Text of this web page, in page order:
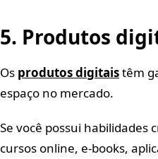
5. Produtos
Os produtos digitaistêm
espaço no mercado.
Se você possui habilidades
cursos online, e-books,